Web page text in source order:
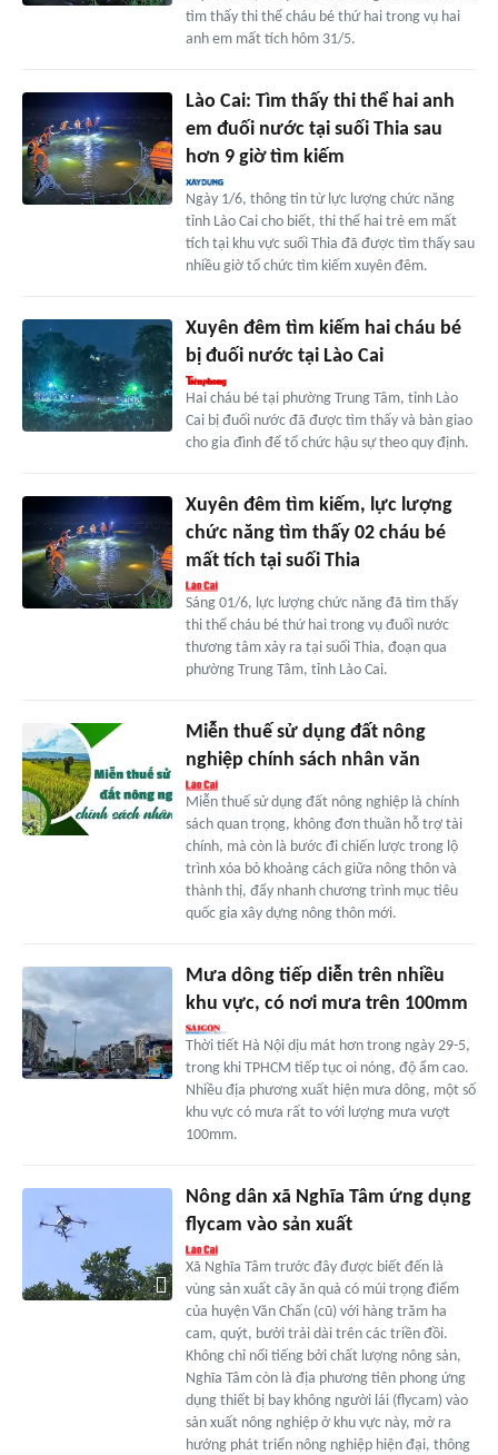
tìm thấy thi thể cháu bé thứ hai trong vụ hai
anh em mất tích hôm 31/5.
Lào Cai: Tìm thấy thi thể hai anh
em đuối nước tại suối Thia sau
hơn 9 giờ tìm kiếm
Ngày 1/6, thông tin từ lực lượng chức năng
tỉnh Lào Cai cho biết, thi thể hai trẻ em mất
tích tại khu vực suối Thia đã được tìm thấy sau
nhiều giờ tổ chức tìm kiếm xuyên đêm.
Xuyên đêm tìm kiếm hai cháu bé
bị đuối nước tại Lào Cai
Hai cháu bé tại phường Trung Tâm, tỉnh Lào
Cai bị đuối nước đã được tìm thấy và bàn giao
cho gia đình để tổ chức hậu sự theo quy định.
Xuyên đêm tìm kiếm, lực lượng
chức năng tìm thấy 02 cháu bé
mất tích tại suối Thia
Sáng 01/6, lực lượng chức năng đã tìm thấy
thi thể cháu bé thứ hai trong vụ đuối nước
thương tâm xảy ra tại suối Thia, đoạn qua
phường Trung Tâm, tỉnh Lào Cai.
Miễn thuế sử dụng đất nông
nghiệp chính sách nhân văn
Miễn thuế sử dụng đất nông nghiệp là chính
sách quan trọng, không đơn thuần hỗ trợ tài
chính, mà còn là bước đi chiến lược trong lộ
trình xóa bỏ khoảng cách giữa nông thôn và
thành thị, đẩy nhanh chương trình mục tiêu
quốc gia xây dựng nông thôn mới.
Mưa dông tiếp diễn trên nhiều
khu vực, có nơi mưa trên 100mm
Thời tiết Hà Nội dịu mát hơn trong ngày 29-5,
trong khi TPHCM tiếp tục oi nóng, độ ẩm cao.
Nhiều địa phương xuất hiện mưa dông, một số
khu vực có mưa rất to với lượng mưa vượt
100mm.
Nông dân xã Nghĩa Tâm ứng dụng
flycam vào sản xuất
Xã Nghĩa Tâm trước đây được biết đến là
vùng sản xuất cây ăn quả có múi trọng điểm
của huyện Văn Chấn (cũ) với hàng trăm ha
cam, quýt, bưởi trải dài trên các triền đồi.
Không chỉ nổi tiếng bởi chất lượng nông sản,
Nghĩa Tâm còn là địa phương tiên phong ứng
dụng thiết bị bay không người lái (flycam) vào
sản xuất nông nghiệp ở khu vực này, mở ra
hướng phát triển nông nghiệp hiện đại, thông